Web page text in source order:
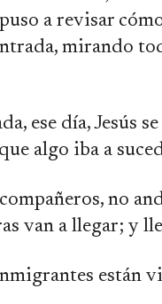
a revisar
mirando
ese día, Jesús
algo iba a
no
van a llegar; y
están